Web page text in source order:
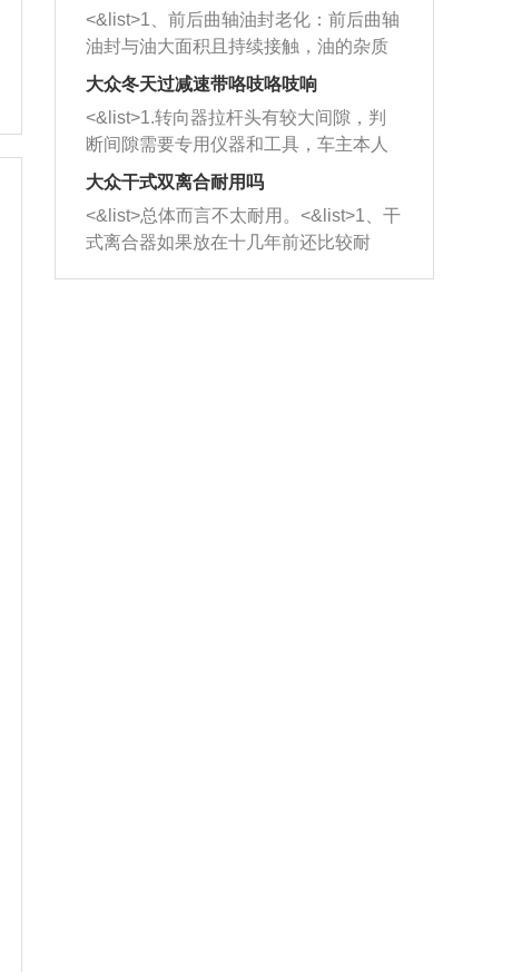
西取出来。但如果是因为积碳过多引起
的堵塞，就需要将三元催化器泡在草酸
洗剂对堵塞的情况得到解决，将清洗剂
放在燃油箱中，与燃油混合后，车辆启
动时，就可以和汽油一起进入到燃烧
室，最后形成废气排出，就可以让三元
催化器得到清洗，排气管堵塞的情况就
能够得到解决。
一圈半的练习，往右同样也要打相同的
圈数。 <&list>3、最后强调要反复练
习，这样就可以形成肌肉记忆，在真实
驾驶车辆时，不需要记忆也能打好方
向。
<&list>1、前后曲轴油封老化：前后曲轴
油封与油大面积且持续接触，油的杂质
和发动机内持续温度变化使其密封效果
逐渐减弱，导致渗油或漏油。<&list>2、
活塞间隙过大：积碳会使活塞环与缸体
的间隙扩大，导致机油流入燃烧室中，
造成烧机油。<&list>3、机油粘度。使用
机油粘度过小的话，同样会有烧机油现
象，机油粘度过小具有很好的流动性，
大众冬天过减速带咯吱咯吱响
<&list>1.转向器拉杆头有较大间隙，判
断间隙需要专用仪器和工具，车主本人
无法制作，需要将车辆送到修理厂或4s
店；<&list>2.车辆半轴套管防尘罩破
裂，破裂后会出现漏油现象，使半轴磨
损严重，磨损的半轴容易损坏，产生异
响；<&list>3.稳定器的转向胶套和球头
大众干式双离合耐用吗
<&list>总体而言不太耐用。<&list>1、干
式离合器如果放在十几年前还比较耐